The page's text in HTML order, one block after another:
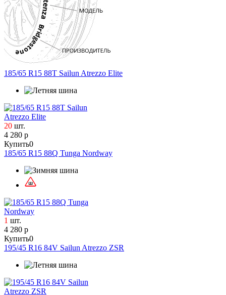
DoubleStar
Evergreen
Formula
General Tire
Gislaved
Goodyear
Hankook
Ikon Tyres
Ilink
Imperial
Jesstire
Kumho
LingLong
Matador
Maxxis
Michelin
Mirage
Nexen
Nordman
Pirelli
Roadstone
185/65 R15 88T Sailun Atrezzo Elite
20 шт.
4 280 р
Купить0
185/65 R15 88Q Tunga Nordway
1 шт.
4 280 р
Купить0
195/45 R16 84V Sailun Atrezzo ZSR